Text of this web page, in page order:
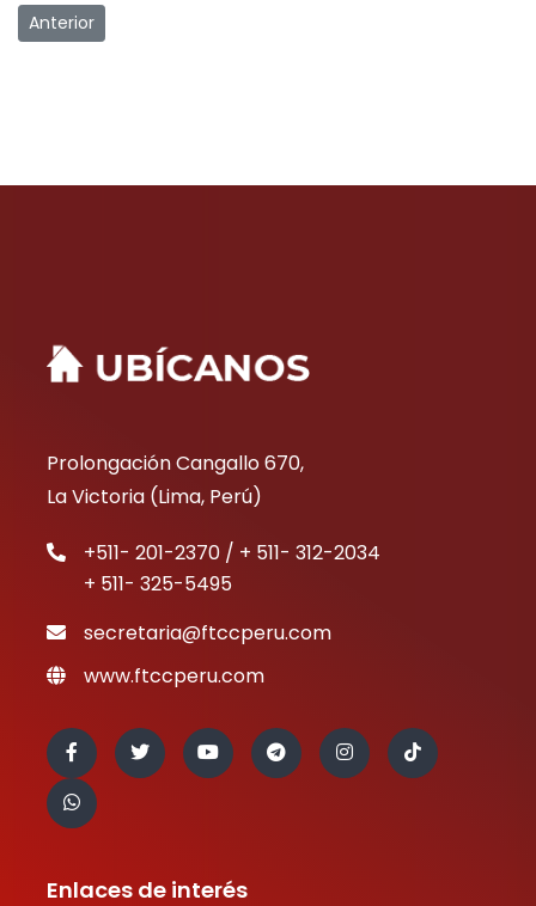
Artículo anterior: FTCCP realizará Juegos Florales 2024
Anterior
Prolongación Cangallo 670,
La Victoria (Lima, Perú)
+511- 201-2370 / + 511- 312-2034
+ 511- 325-5495
secretaria@ftccperu.com
www.ftccperu.com
Enlaces de interés